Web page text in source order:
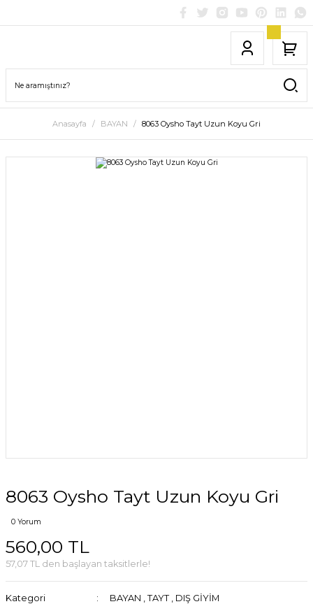
Anasayfa BAYAN 8063 Oysho Tayt Uzun Koyu Gri
8063 Oysho Tayt Uzun Koyu Gri
0 Yorum
560,00 TL
57,07 TL den başlayan taksitlerle!
Kategori BAYAN , TAYT , DIŞ GİYİM